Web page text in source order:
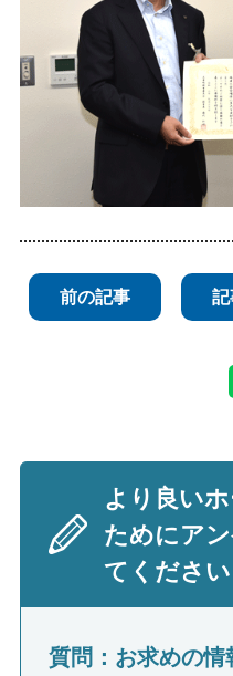
リ
前の記事 記
より良い
ためにア
てください
質問：お求めの